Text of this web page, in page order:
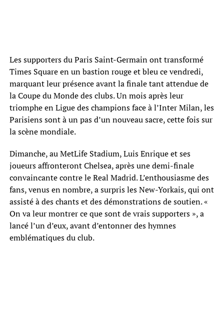
Les supporters du Paris Saint-Germain ont transformé
Times Square en un bastion rouge et bleu ce vendredi,
marquant leur présence avant la finale tant attendue de
la Coupe du Monde des clubs. Un mois après leur
triomphe en Ligue des champions face à l’Inter Milan, les
Parisiens sont à un pas d’un nouveau sacre, cette fois sur
la scène mondiale.
Dimanche, au MetLife Stadium, Luis Enrique et ses
joueurs affronteront Chelsea, après une demi-finale
convaincante contre le Real Madrid. L’enthousiasme des
fans, venus en nombre, a surpris les New-Yorkais, qui ont
assisté à des chants et des démonstrations de soutien. «
On va leur montrer ce que sont de vrais supporters », a
lancé l’un d’eux, avant d’entonner des hymnes
emblématiques du club.